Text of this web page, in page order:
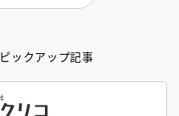
ピックアップ記事